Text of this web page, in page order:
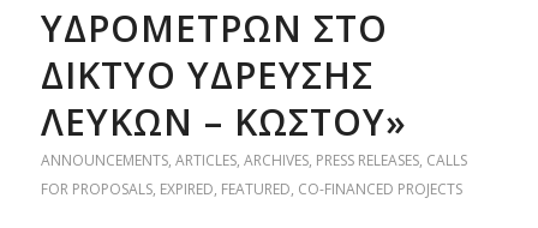
ΥΔΡΟΜΕΤΡΩΝ ΣΤΟ
ΔΙΚΤΥΟ ΥΔΡΕΥΣΗΣ
ΛΕΥΚΩΝ – ΚΩΣΤΟΥ»
ANNOUNCEMENTS, ARTICLES, ARCHIVES, PRESS RELEASES, CALLS
FOR PROPOSALS, EXPIRED, FEATURED, CO-FINANCED PROJECTS